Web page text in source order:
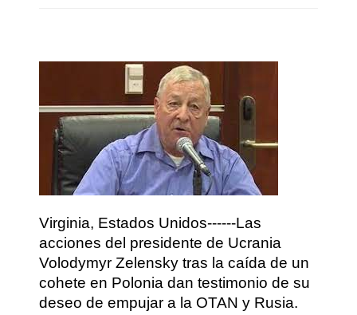
Virginia, Estados Unidos------Las
acciones del presidente de Ucrania
Volodymyr Zelensky tras la caída de un
cohete en Polonia dan testimonio de su
deseo de empujar a la OTAN y Rusia.